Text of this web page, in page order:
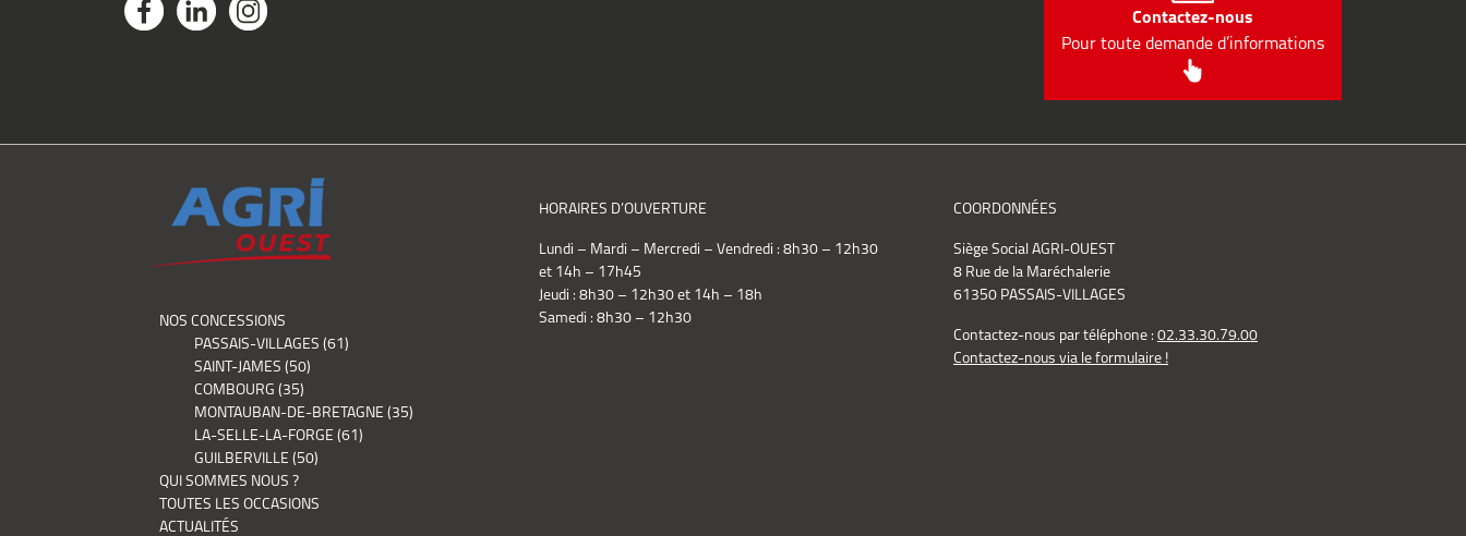
Contactez-nous
Pour toute demande d’informations
NOS CONCESSIONS
PASSAIS-VILLAGES (61)
SAINT-JAMES (50)
COMBOURG (35)
MONTAUBAN-DE-BRETAGNE (35)
LA-SELLE-LA-FORGE (61)
GUILBERVILLE (50)
QUI SOMMES NOUS ?
TOUTES LES OCCASIONS
ACTUALITÉS
HORAIRES D’OUVERTURE
Lundi – Mardi – Mercredi – Vendredi : 8h30 – 12h30
et 14h – 17h45
Jeudi : 8h30 – 12h30 et 14h – 18h
Samedi : 8h30 – 12h30
COORDONNÉES
Siège Social AGRI-OUEST
8 Rue de la Maréchalerie
61350 PASSAIS-VILLAGES
Contactez-nous par téléphone : 02.33.30.79.00
Contactez-nous via le formulaire !